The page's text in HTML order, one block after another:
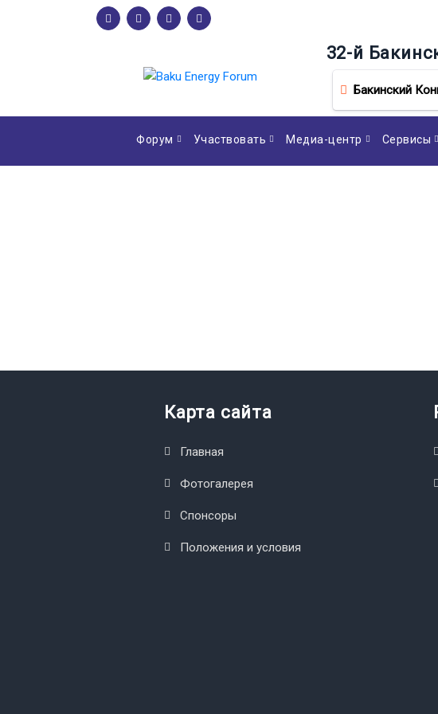
32-й
Бакинский
Форум Участвовать Медиа-центр Сервисы
Карта сайта
Главная
Фотогалерея
Спонсоры
Положения и условия